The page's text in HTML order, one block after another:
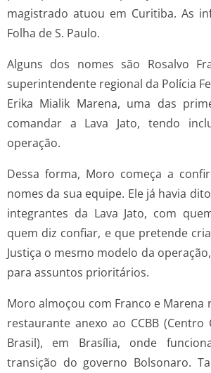
magistrado atuou em Curitiba. As
Folha de S. Paulo.
Alguns dos nomes são Rosalvo
superintendente regional da Polícia
Erika Mialik Marena, uma das
comandar a Lava Jato, tendo
operação.
Dessa forma, Moro começa a
nomes da sua equipe. Ele já havia
integrantes da Lava Jato, com
quem diz confiar, e que pretende
Justiça o mesmo modelo da
para assuntos prioritários.
Moro almoçou com Franco e Marena
restaurante anexo ao CCBB
Brasil), em Brasília, onde
transição do governo Bolsonaro.